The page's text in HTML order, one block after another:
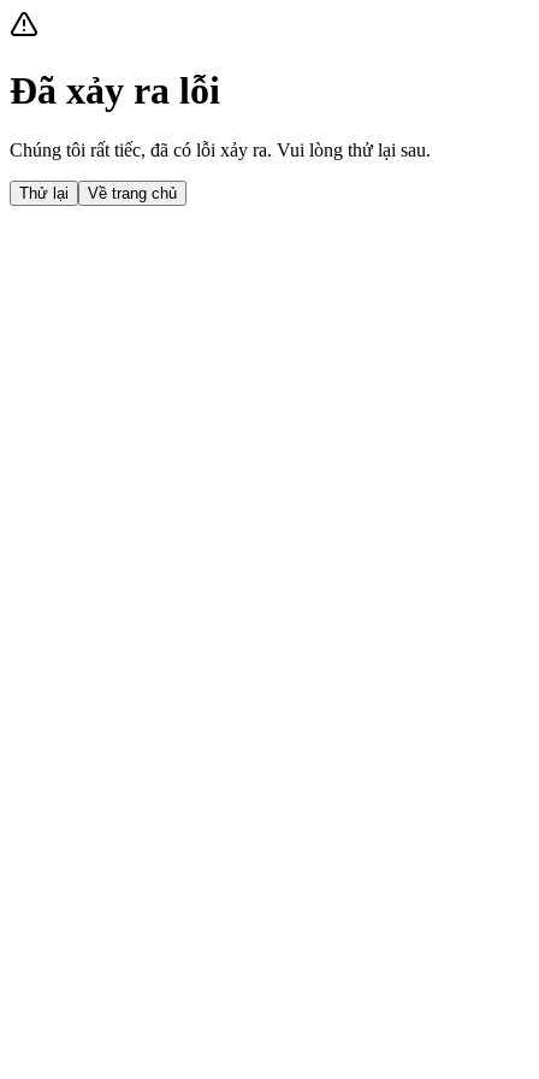
Đã xảy ra lỗi
Chúng tôi rất tiếc, đã có lỗi xảy ra. Vui lòng thử lại sau.
Thử lại Về trang chủ